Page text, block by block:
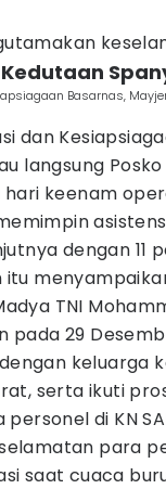
Basarnas,
dan
langsung
keenam
dengan 11
TNI
pada 29
keluarga
serta ikuti
di KN
para
saat cuaca